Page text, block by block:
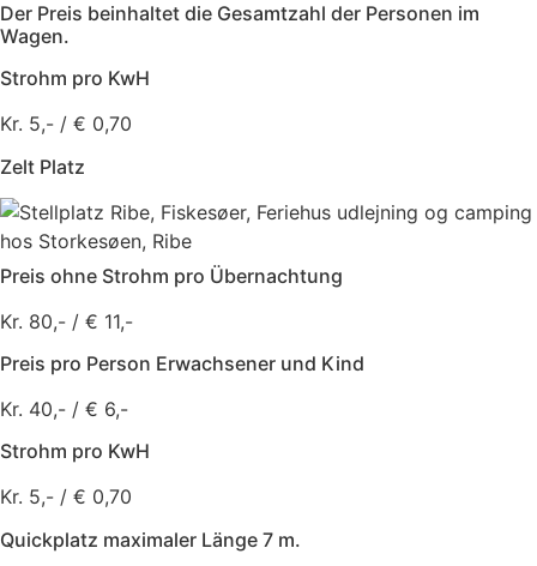
Der Preis beinhaltet die Gesamtzahl der Personen im
Wagen.
Strohm pro KwH
Kr. 5,- / € 0,70
Zelt Platz
Preis ohne Strohm pro Übernachtung
Kr. 80,- / € 11,-
Preis pro Person Erwachsener und Kind
Kr. 40,- / € 6,-
Strohm pro KwH
Kr. 5,- / € 0,70
Quickplatz maximaler Länge 7 m.